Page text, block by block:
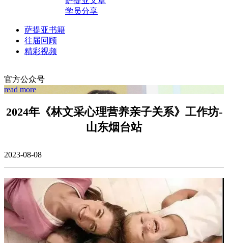
学员分享
萨提亚书籍
往届回顾
精彩视频
官方公众号
read more
2024年《林文采心理营养亲子关系》工作坊-
山东烟台站
2023-08-08